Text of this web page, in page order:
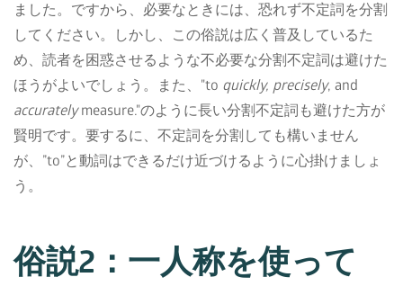
ました。ですから、必要なときには、恐れず不定詞を分割
してください。しかし、この俗説は広く普及しているた
め、読者を困惑させるような不必要な分割不定詞は避けた
ほうがよいでしょう。また、"to quickly, precisely, and
accuratelymeasure."のように長い分割不定詞も避けた方が
賢明です。要するに、不定詞を分割しても構いません
が、”to”と動詞はできるだけ近づけるように心掛けましょ
う。
俗説2：一人称を使って